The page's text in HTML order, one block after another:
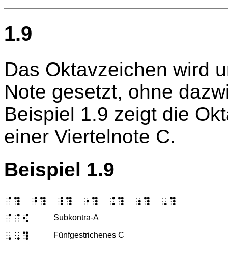
1.9
Das Oktavzeichen wird
Note gesetzt, ohne
Beispiel 1.9 zeigt die
einer Viertelnote C.
Beispiel 1.9
"4 >4 _4 !4 $4 <4 '4
""9
Subkontra-A
''4 Fünfgestrichenes C